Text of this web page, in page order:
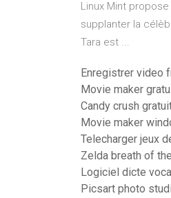
Linux Mint
supplanter la
Tara est ...
Enregistrer video
Movie maker
Candy crush
Movie maker
Telecharger jeux
Zelda breath of
Logiciel dicte
Picsart photo